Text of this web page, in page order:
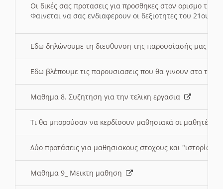
Οι δικές σας προτασεις για προσθηκες στον ορισμο
Φαινεται να σας ενδιαφερουν οι δεξιοτητες του 21ου
Εδω δηλώνουμε τη διευθυνση της παρουσίασής μας
Εδω βλέπουμε τις παρουσιασεις που θα γινουν στο
Μαθημα 8. Συζητηση για την τελικη εργασια
Τι θα μπορούσαν να κερδίσουν μαθησιακά οι μαθητές/
Δύο προτάσεις για μαθησιακους στοχους και "ιστορία"
Μαθημα 9_ Μεικτη μαθηση